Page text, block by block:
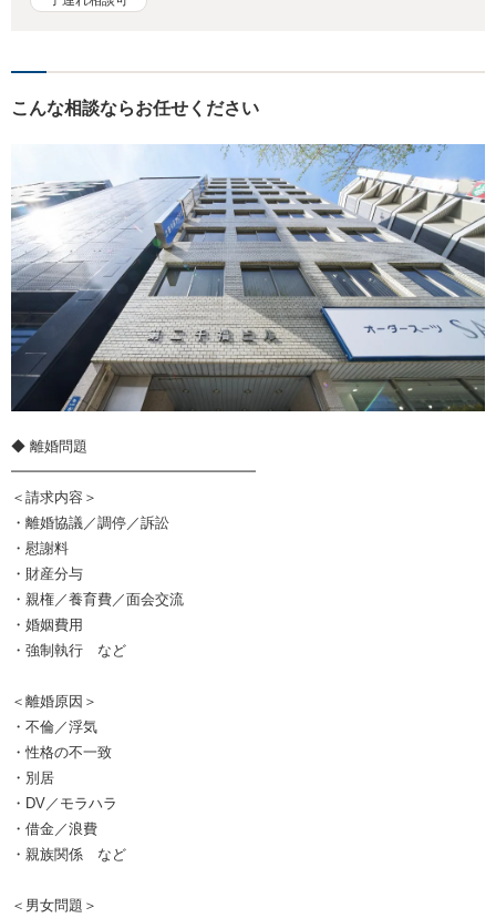
こんな相談ならお任せください
◆ 離婚問題
━━━━━━━━━━━━━━━━━
＜請求内容＞
・離婚協議／調停／訴訟
・慰謝料
・財産分与
・親権／養育費／面会交流
・婚姻費用
・強制執行 など
＜離婚原因＞
・不倫／浮気
・性格の不一致
・別居
・DV／モラハラ
・借金／浪費
・親族関係 など
＜男女問題＞